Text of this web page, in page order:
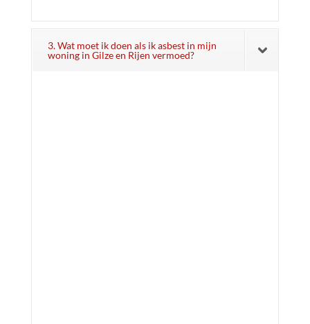
3. Wat moet ik doen als ik asbest in mijn
woning in Gilze en Rijen vermoed?